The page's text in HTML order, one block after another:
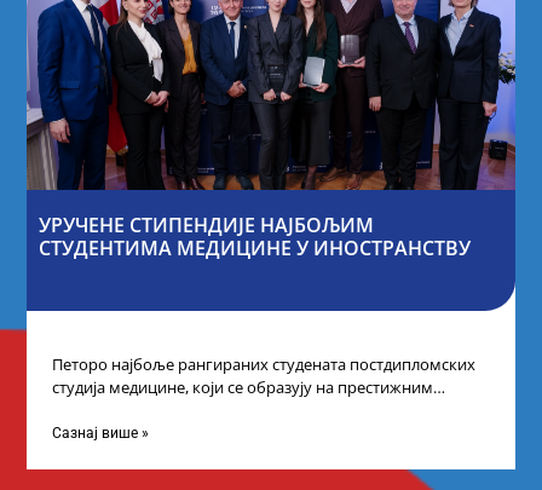
УРУЧЕНЕ СТИПЕНДИЈЕ НАЈБОЉИМ
СТУДЕНТИМА МЕДИЦИНЕ У ИНОСТРАНСТВУ
Петоро најбоље рангираних студената постдипломских
студија медицине, који се образују на престижним
стипендије од
Сазнај више »